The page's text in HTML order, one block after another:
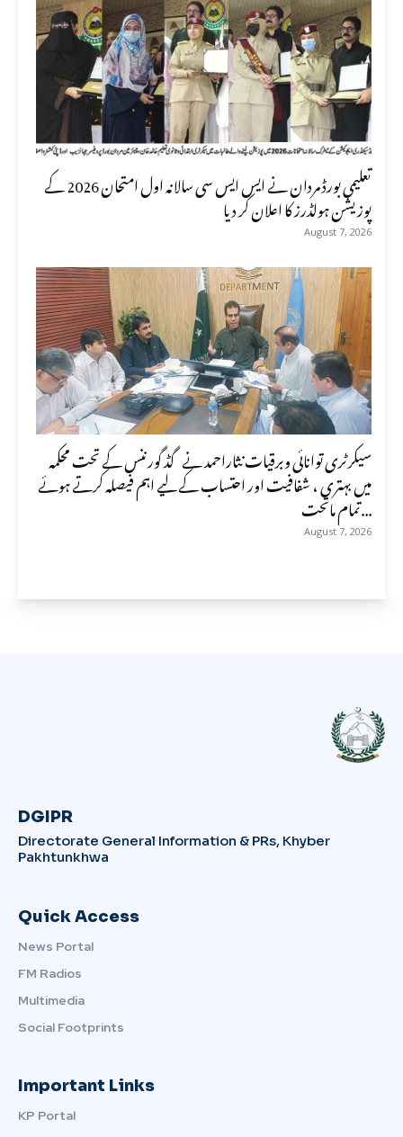
تعلیمی بورڈ مردان نے ایس ایس سی سالانہ اول امتحان 2026 کے
پوزیشن ہولڈرز کا اعلان کر دیا
August 7, 2026
سیکرٹری توانائی وبرقیات نثاراحمد نے گڈ گورننس کے تحت محکمہ
میں بہتری ، شفافیت اور احتساب کے لیے اہم فیصلہ کرتے ہوئے
تمام ماتحت...
August 7, 2026
DGIPR
Directorate General Information & PRs, Khyber
Pakhtunkhwa
Quick Access
News Portal
FM Radios
Multimedia
Social Footprints
Important Links
KP Portal